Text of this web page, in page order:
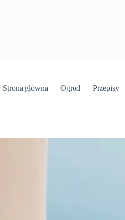
Strona główna Ogród Przepisy